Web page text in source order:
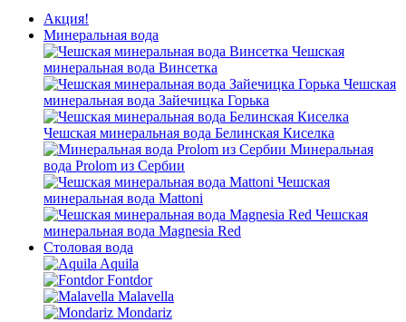
Акция!
Минеральная вода
Чешская
минеральная вода Винсетка
Чешская
минеральная вода Зайечицка Горька
Чешская минеральная вода Белинская Киселка
Минеральная
вода Prolom из Сербии
Чешская
минеральная вода Mattoni
Чешская
минеральная вода Magnesia Red
Столовая вода
Aquila
Fontdor
Malavella
Mondariz